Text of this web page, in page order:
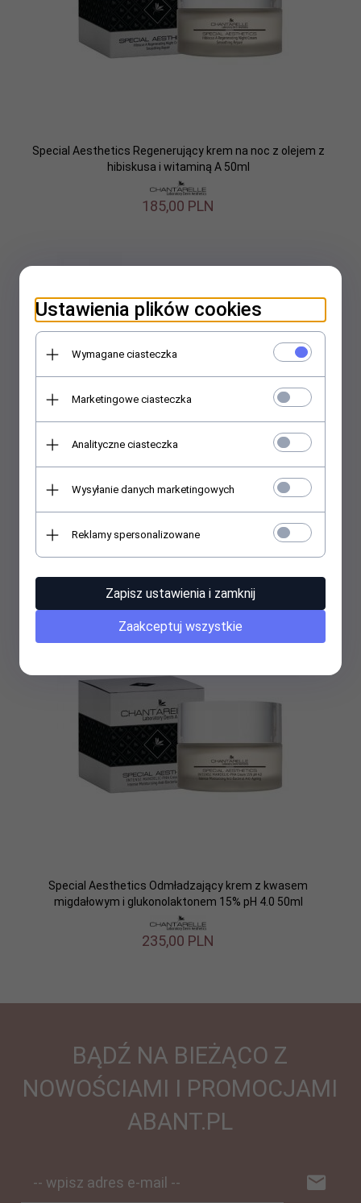
Special Aesthetics Regenerujący krem na noc z olejem z
hibiskusa i witaminą A 50ml
185,00 PLN
ochronny 50ml
195,00PLN
Special Aesthetics Odmładzający krem z kwasem
migdałowym i glukonolaktonem 15% pH 4.0 50ml
235,00 PLN
BĄDŹ NA BIEŻĄCO Z
NOWOŚCIAMI I PROMOCJAMI
ABANT.PL
-- wpisz adres e-mail --
Ustawienia plików cookies
Wymagane ciasteczka
Marketingowe ciasteczka
Analityczne ciasteczka
Wysyłanie danych marketingowych
Reklamy spersonalizowane
Zapisz ustawienia i zamknij
Zaakceptuj wszystkie